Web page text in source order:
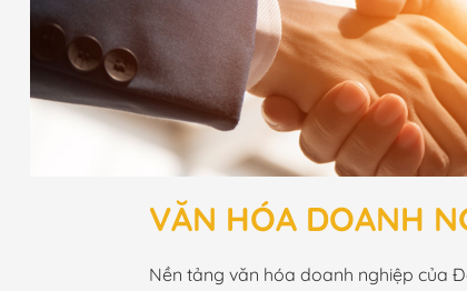
VĂN HÓA DOANH
Nền tảng văn hóa doanh nghiệp của